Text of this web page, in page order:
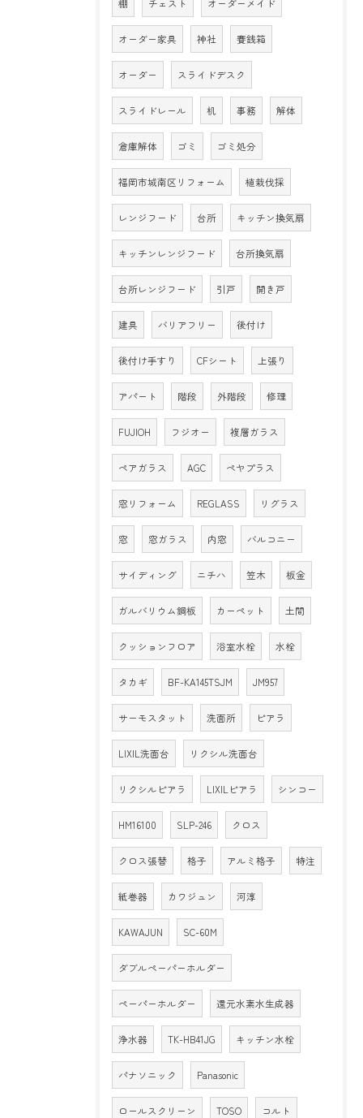
棚 チェスト オーダーメイド
オーダー家具 神社 賽銭箱
オーダー スライドデスク
スライドレール 机 事務 解体
倉庫解体 ゴミ ゴミ処分
福岡市城南区リフォーム 植栽伐採
レンジフード 台所 キッチン換気扇
キッチンレンジフード 台所換気扇
台所レンジフード 引戸 開き戸
建具 バリアフリー 後付け
後付け手すり CFシート 上張り
アパート 階段 外階段 修理
FUJIOH フジオー 複層ガラス
ペアガラス AGC ペヤプラス
窓リフォーム REGLASS リグラス
窓 窓ガラス 内窓 バルコニー
サイディング ニチハ 笠木 板金
ガルバリウム鋼板 カーペット 土間
クッションフロア 浴室水栓 水栓
タカギ BF-KA145TSJM JM957
サーモスタット 洗面所 ピアラ
LIXIL洗面台 リクシル洗面台
リクシルピアラ LIXILピアラ シンコー
HM16100 SLP-246 クロス
クロス張替 格子 アルミ格子 特注
紙巻器 カワジュン 河淳
KAWAJUN SC-60M
ダブルペーパーホルダー
ペーパーホルダー 還元水素水生成器
浄水器 TK-HB41JG キッチン水栓
パナソニック Panasonic
ロールスクリーン TOSO コルト